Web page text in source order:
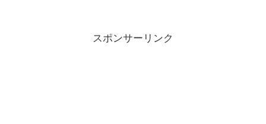
スポンサーリンク